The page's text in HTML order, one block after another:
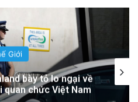
Giới
Tuyên Bố Tự Bào
Tù Vắng Mặt Vì
Nhà Nước’